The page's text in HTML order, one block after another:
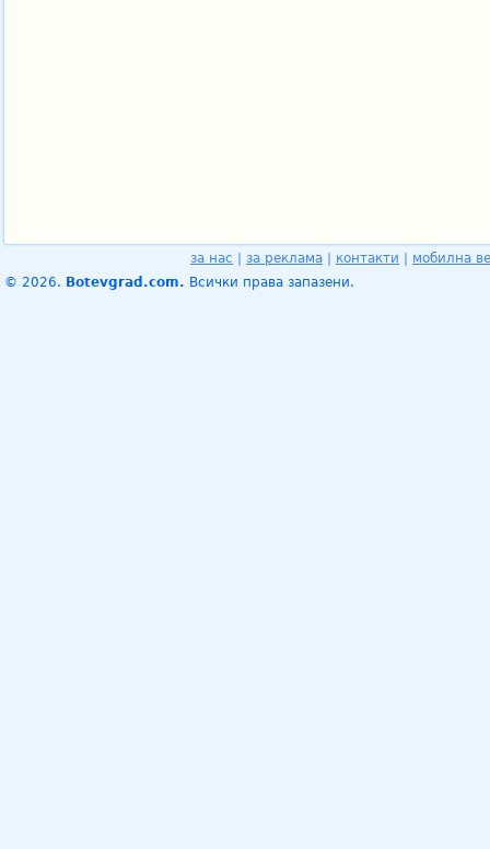
за нас за реклама контакти
мобилна
© 2026. Botevgrad.com. Всички права запазени.